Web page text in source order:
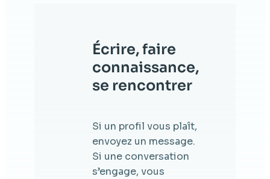
Écrire, faire
connaissance,
se rencontrer
Si un profil vous plaît,
envoyez un message.
Si une conversation
s’engage, vous